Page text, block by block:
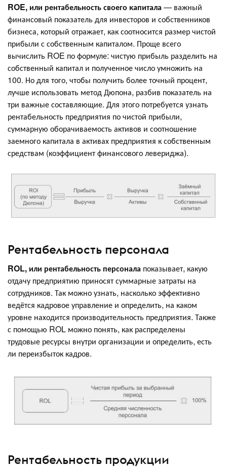
ROE, или рентабельность своего капитала — важный
финансовый показатель для инвесторов и собственников
бизнеса, который отражает, как соотносится размер чистой
прибыли с собственным капиталом. Проще всего
вычислить ROE по формуле: чистую прибыль разделить на
собственный капитал и полученное число умножить на
100. Но для того, чтобы получить более точный процент,
лучше использовать метод Дюпона, разбив показатель на
три важные составляющие. Для этого потребуется узнать
рентабельность предприятия по чистой прибыли,
суммарную оборачиваемость активов и соотношение
заемного капитала в активах предприятия к собственным
средствам (коэффициент финансового левериджа).
Рентабельность персонала
ROL, или рентабельность персонала показывает, какую
отдачу предприятию приносят суммарные затраты на
сотрудников. Так можно узнать, насколько эффективно
ведётся кадровое управление и определить, на каком
уровне находится производительность предприятия. Также
с помощью ROL можно понять, как распределены
трудовые ресурсы внутри организации и определить, есть
ли переизбыток кадров.
Рентабельность продукции